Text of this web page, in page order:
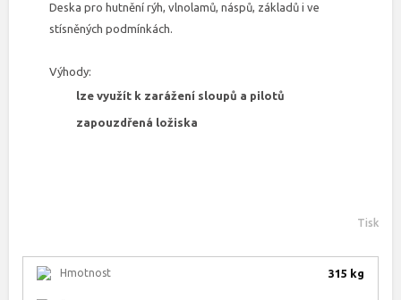
Deska pro hutnění rýh, vlnolamů, náspů, základů i ve
stísněných podmínkách.
Výhody:
lze využít k zarážení sloupů a pilotů
zapouzdřená ložiska
Tisk
Hmotnost 315 kg